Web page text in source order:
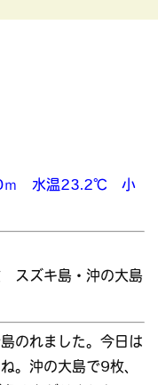
ｍ 水温23.2℃ 小
ズキ島・沖の大島
のれました。今日は
。沖の大島で9枚、